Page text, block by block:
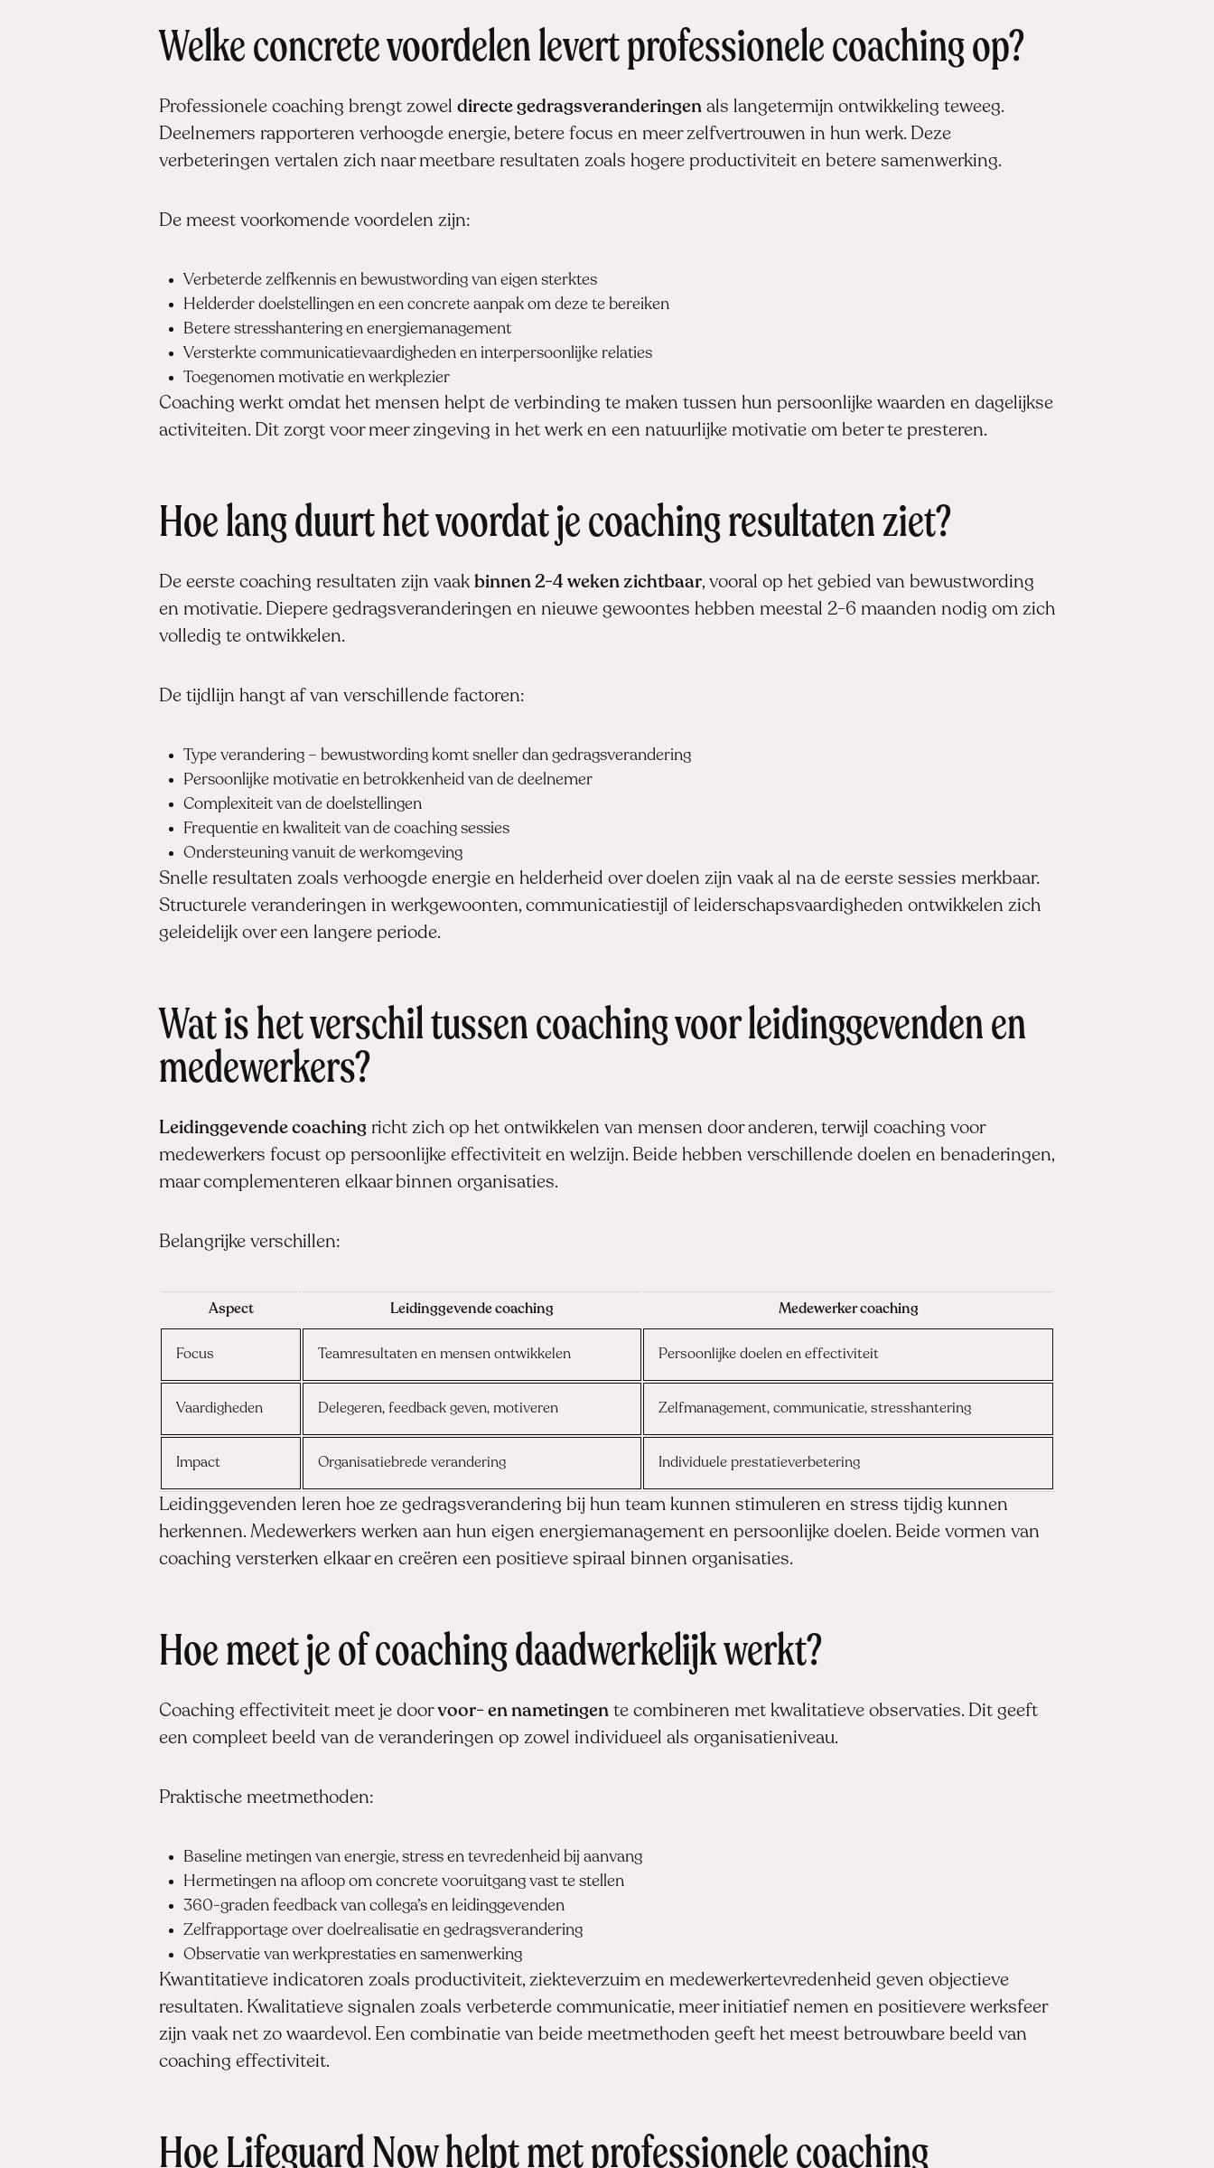
Welke concrete voordelen levert professionele coaching op?
Professionele coaching brengt zowel directe gedragsveranderingen als langetermijn ontwikkeling teweeg.
Deelnemers rapporteren verhoogde energie, betere focus en meer zelfvertrouwen in hun werk. Deze
verbeteringen vertalen zich naar meetbare resultaten zoals hogere productiviteit en betere samenwerking.
De meest voorkomende voordelen zijn:
Verbeterde zelfkennis en bewustwording van eigen sterktes
Helderder doelstellingen en een concrete aanpak om deze te bereiken
Betere stresshantering en energiemanagement
Versterkte communicatievaardigheden en interpersoonlijke relaties
Toegenomen motivatie en werkplezier
Coaching werkt omdat het mensen helpt de verbinding te maken tussen hun persoonlijke waarden en dagelijkse
activiteiten. Dit zorgt voor meer zingeving in het werk en een natuurlijke motivatie om beter te presteren.
Hoe lang duurt het voordat je coaching resultaten ziet?
De eerste coaching resultaten zijn vaak binnen 2-4 weken zichtbaar, vooral op het gebied van bewustwording
en motivatie. Diepere gedragsveranderingen en nieuwe gewoontes hebben meestal 2-6 maanden nodig om zich
volledig te ontwikkelen.
De tijdlijn hangt af van verschillende factoren:
Type verandering – bewustwording komt sneller dan gedragsverandering
Persoonlijke motivatie en betrokkenheid van de deelnemer
Complexiteit van de doelstellingen
Frequentie en kwaliteit van de coaching sessies
Ondersteuning vanuit de werkomgeving
Snelle resultaten zoals verhoogde energie en helderheid over doelen zijn vaak al na de eerste sessies merkbaar.
Structurele veranderingen in werkgewoonten, communicatiestijl of leiderschapsvaardigheden ontwikkelen zich
geleidelijk over een langere periode.
Wat is het verschil tussen coaching voor leidinggevenden en
medewerkers?
Leidinggevende coaching richt zich op het ontwikkelen van mensen door anderen, terwijl coaching voor
medewerkers focust op persoonlijke effectiviteit en welzijn. Beide hebben verschillende doelen en benaderingen,
maar complementeren elkaar binnen organisaties.
Belangrijke verschillen:
Aspect Leidinggevende coaching Medewerker coaching
Focus Teamresultaten en mensen ontwikkelen Persoonlijke doelen en effectiviteit
Vaardigheden Delegeren, feedback geven, motiveren Zelfmanagement, communicatie, stresshantering
Impact Organisatiebrede verandering Individuele prestatieverbetering
Leidinggevenden leren hoe ze gedragsverandering bij hun team kunnen stimuleren en stress tijdig kunnen
herkennen. Medewerkers werken aan hun eigen energiemanagement en persoonlijke doelen. Beide vormen van
coaching versterken elkaar en creëren een positieve spiraal binnen organisaties.
Hoe meet je of coaching daadwerkelijk werkt?
Coaching effectiviteit meet je doorvoor- en nametingen te combineren met kwalitatieve observaties. Dit geeft
een compleet beeld van de veranderingen op zowel individueel als organisatieniveau.
Praktische meetmethoden:
Baseline metingen van energie, stress en tevredenheid bij aanvang
Hermetingen na afloop om concrete vooruitgang vast te stellen
360-graden feedback van collega’s en leidinggevenden
Zelfrapportage over doelrealisatie en gedragsverandering
Observatie van werkprestaties en samenwerking
Kwantitatieve indicatoren zoals productiviteit, ziekteverzuim en medewerkertevredenheid geven objectieve
resultaten. Kwalitatieve signalen zoals verbeterde communicatie, meer initiatief nemen en positievere werksfeer
zijn vaak net zo waardevol. Een combinatie van beide meetmethoden geeft het meest betrouwbare beeld van
coaching effectiviteit.
Hoe Lifeguard Now helpt met professionele coaching